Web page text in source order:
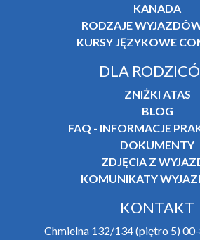
KANADA
RODZAJE
KURSY JĘZYKOWE
DLA
ZNIŻKI ATAS
BLOG
FAQ - INFORMACJE
DOKUMENTY
ZDJĘCIA Z
KOMUNIKATY
KONTAKT
Chmielna 132/134 (piętro 5)